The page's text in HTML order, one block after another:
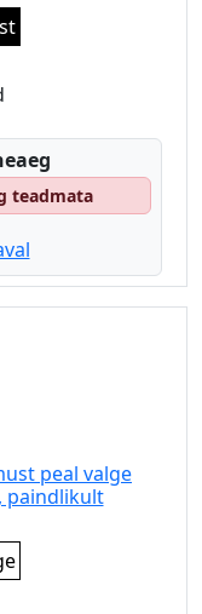
teadmata
peal valge
paindlikult